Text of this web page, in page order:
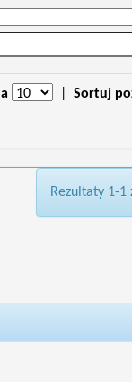
Sortuj
Rezultaty 1-1